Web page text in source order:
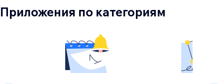
Приложения по категориям